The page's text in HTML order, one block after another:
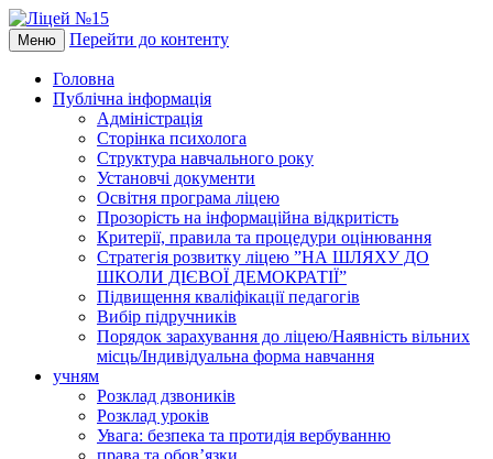
Меню Перейти до контенту
Головна
Публічна інформація
Адміністрація
Сторінка психолога
Структура навчального року
Установчі документи
Освітня програма ліцею
Прозорість на інформаційна відкритість
Критерії, правила та процедури оцінювання
Стратегія розвитку ліцею ”НА ШЛЯХУ ДО
ШКОЛИ ДІЄВОЇ ДЕМОКРАТІЇ”
Підвищення кваліфікації педагогів
Вибір підручників
Порядок зарахування до ліцею/Наявність вільних
місць/Індивідуальна форма навчання
учням
Розклад дзвоників
Розклад уроків
Увага: безпека та протидія вербуванню
права та обов’язки